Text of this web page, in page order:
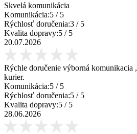
Skvelá komunikácia
Komunikácia:5 / 5
Rýchlosť doručenia:3 / 5
Kvalita dopravy:5 / 5
20.07.2026
Rýchle doručenie výborná
kurier.
Komunikácia:5 / 5
Rýchlosť doručenia:5 / 5
Kvalita dopravy:5 / 5
28.06.2026